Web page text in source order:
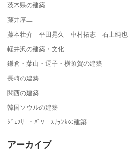
茨木県の建築
藤井厚二
藤本壮介 平田晃久 中村拓志 石上純也
軽井沢の建築・文化
鎌倉・葉山・逗子・横須賀の建築
長崎の建築
関西の建築
韓国ソウルの建築
ｼﾞｪﾌﾘｰ・ﾊﾞﾜ ｽﾘﾗﾝｶの建築
アーカイブ